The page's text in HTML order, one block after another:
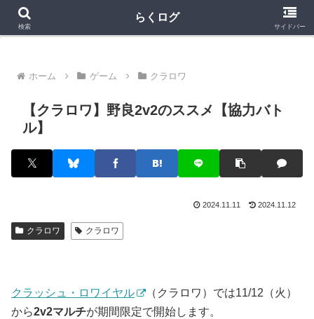
クラロワ クラロワリーグ プロスピA
ホーム ゲーム クラロワ
【クラロワ】野良2v2のススメ【協力バト
ル】
2024.11.11 2024.11.12
クラロワ クラロワ
クラッシュ・ロワイヤル
（クラロワ）では11/12（火）
から2v2マルチが期間限定で開始します。
検索
らくログ
サイドバー